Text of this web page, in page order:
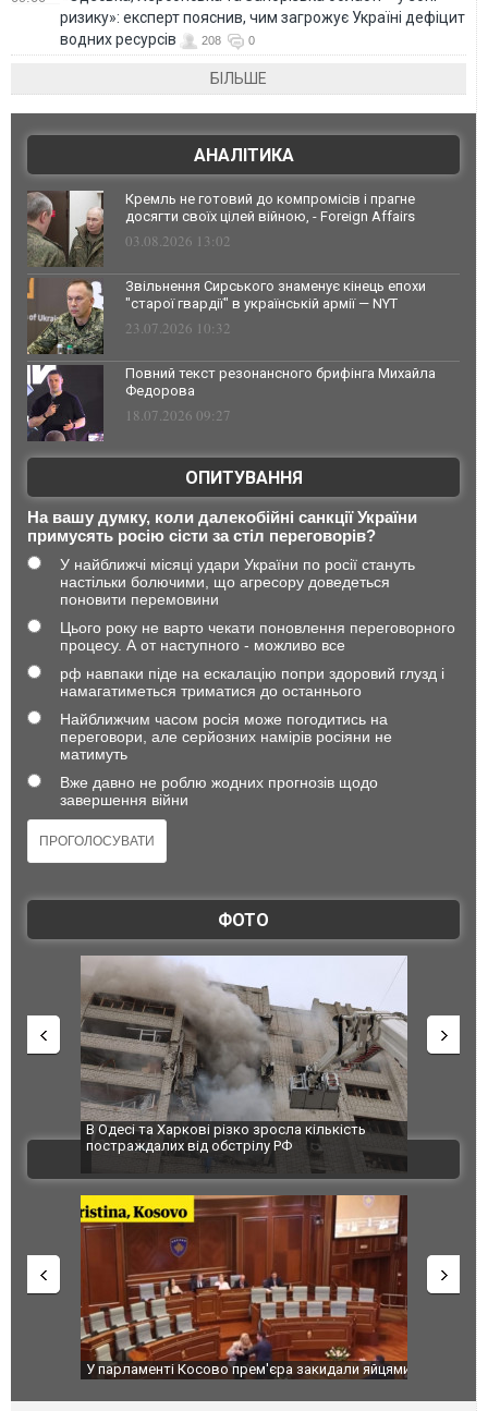
ризику»: експерт пояснив, чим загрожує Україні дефіцит
водних ресурсів
208 0
БІЛЬШЕ
АНАЛІТИКА
Кремль не готовий до компромісів і прагне
досягти своїх цілей війною, - Foreign Affairs
03.08.2026 13:02
Звільнення Сирського знаменує кінець епохи
"старої гвардії" в українській армії — NYT
23.07.2026 10:32
Повний текст резонансного брифінга Михайла
Федорова
18.07.2026 09:27
ОПИТУВАННЯ
На вашу думку, коли далекобійні санкції України
примусять росію сісти за стіл переговорів?
У найближчі місяці удари України по росії стануть
настільки болючими, що агресору доведеться
поновити перемовини
Цього року не варто чекати поновлення переговорного
процесу. А от наступного - можливо все
рф навпаки піде на ескалацію попри здоровий глузд і
намагатиметься триматися до останнього
Найближчим часом росія може погодитись на
переговори, але серйозних намірів росіяни не
матимуть
Вже давно не роблю жодних прогнозів щодо
завершення війни
ФОТО
В Одесі та Харкові різко зросла кількість
постраждалих від обстрілу РФ
Ворог
двоє
після
ВІДЕО
У парламенті Косово прем'єра закидали яйцями
Приїхав
до
зіркового